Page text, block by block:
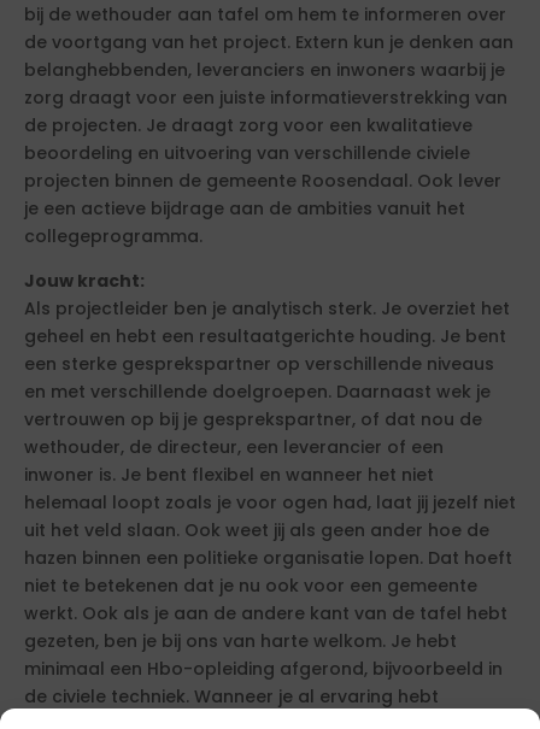
bij de wethouder aan tafel om hem te informeren over
de voortgang van het project. Extern kun je denken aan
belanghebbenden, leveranciers en inwoners waarbij je
zorg draagt voor een juiste informatieverstrekking van
de projecten. Je draagt zorg voor een kwalitatieve
beoordeling en uitvoering van verschillende civiele
projecten binnen de gemeente Roosendaal. Ook lever
je een actieve bijdrage aan de ambities vanuit het
collegeprogramma.
Jouw kracht:
Als projectleider ben je analytisch sterk. Je overziet het
geheel en hebt een resultaatgerichte houding. Je bent
een sterke gesprekspartner op verschillende niveaus
en met verschillende doelgroepen. Daarnaast wek je
vertrouwen op bij je gesprekspartner, of dat nou de
wethouder, de directeur, een leverancier of een
inwoner is. Je bent flexibel en wanneer het niet
helemaal loopt zoals je voor ogen had, laat jij jezelf niet
uit het veld slaan. Ook weet jij als geen ander hoe de
hazen binnen een politieke organisatie lopen. Dat hoeft
niet te betekenen dat je nu ook voor een gemeente
werkt. Ook als je aan de andere kant van de tafel hebt
gezeten, ben je bij ons van harte welkom. Je hebt
minimaal een Hbo-opleiding afgerond, bijvoorbeeld in
de civiele techniek. Wanneer je al ervaring hebt